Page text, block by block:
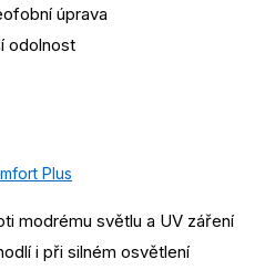
úprava
odolnost
Plus
modrému světlu a UV záření
i při silném osvětlení